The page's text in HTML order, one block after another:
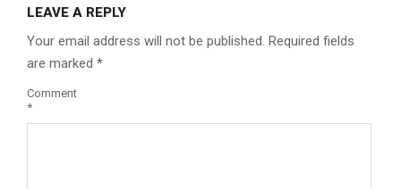
LEAVE A REPLY
Your email address will not be published. Required fields
are marked *
Comment
*